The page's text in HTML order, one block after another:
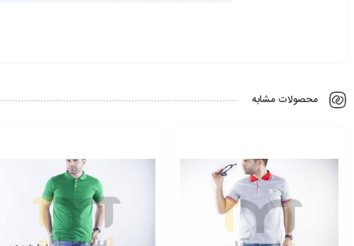
یک سرمایه گذاری هوشمندانه برای تصویر حرفه ای شما
محصولات مشابه